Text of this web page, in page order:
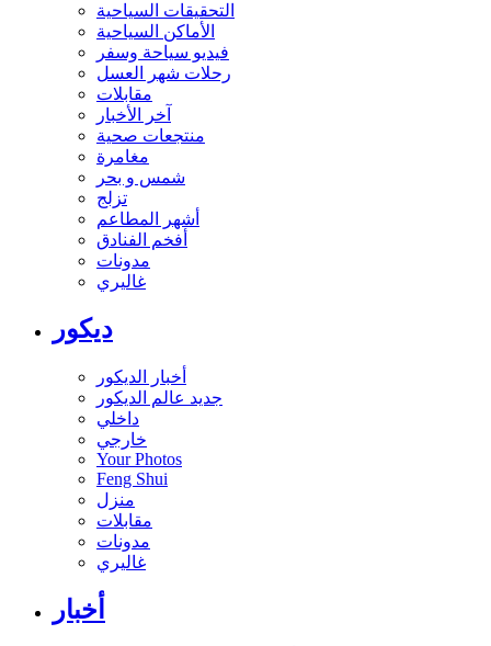
التحقيقات السياحية
الأماكن السياحية
فيديو سياحة وسفر
رحلات شهر العسل
مقابلات
آخر الأخبار
منتجعات صحية
مغامرة
شمس و بحر
تزلج
أشهر المطاعم
أفخم الفنادق
مدونات
غاليري
ديكور
أخبار الديكور
جديد عالم الديكور
داخلي
خارجي
Your Photos
Feng Shui
منزل
مقابلات
مدونات
غاليري
أخبار